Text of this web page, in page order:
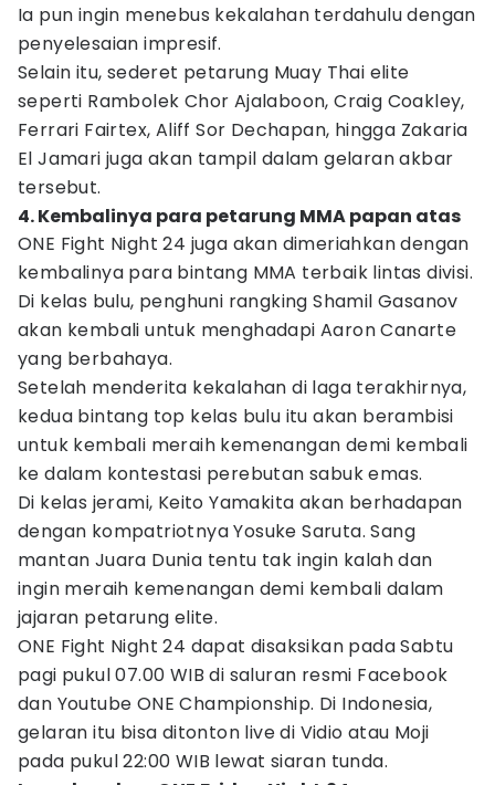
Ia pun ingin menebus kekalahan terdahulu dengan
penyelesaian impresif.
Selain itu, sederet petarung Muay Thai elite
seperti Rambolek Chor Ajalaboon, Craig Coakley,
Ferrari Fairtex, Aliff Sor Dechapan, hingga Zakaria
El Jamari juga akan tampil dalam gelaran akbar
tersebut.
4. Kembalinya para petarung MMA papan atas
ONE Fight Night 24 juga akan dimeriahkan dengan
kembalinya para bintang MMA terbaik lintas divisi.
Di kelas bulu, penghuni rangking Shamil Gasanov
akan kembali untuk menghadapi Aaron Canarte
yang berbahaya.
Setelah menderita kekalahan di laga terakhirnya,
kedua bintang top kelas bulu itu akan berambisi
untuk kembali meraih kemenangan demi kembali
ke dalam kontestasi perebutan sabuk emas.
Di kelas jerami, Keito Yamakita akan berhadapan
dengan kompatriotnya Yosuke Saruta. Sang
mantan Juara Dunia tentu tak ingin kalah dan
ingin meraih kemenangan demi kembali dalam
jajaran petarung elite.
ONE Fight Night 24 dapat disaksikan pada Sabtu
pagi pukul 07.00 WIB di saluran resmi Facebook
dan Youtube ONE Championship. Di Indonesia,
gelaran itu bisa ditonton live di Vidio atau Moji
pada pukul 22:00 WIB lewat siaran tunda.